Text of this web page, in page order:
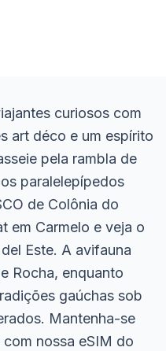
curiosos com
art déco e um espírito
pela rambla de
paralelepípedos
de Colônia do
em Carmelo e veja o
Este. A avifauna
Rocha, enquanto
gaúchas sob
Mantenha-se
nossa eSIM do